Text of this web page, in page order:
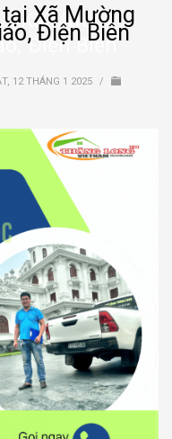
Xã Mường
Điện Biên
Xã Mường
Điện Biên
12 THÁNG 1 2025
/